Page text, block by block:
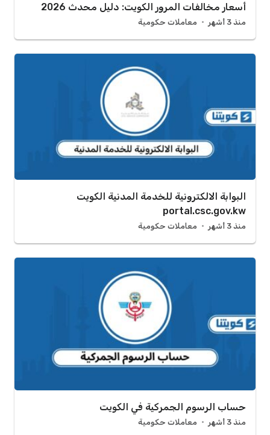
أسعار مخالفات المرور الكويت: دليل محدث 2026
منذ 3 أشهر معاملات حكومية
البوابة الالكترونية للخدمة المدنية الكويت
portal.csc.gov.kw
منذ 3 أشهر معاملات حكومية
حساب الرسوم الجمركية في الكويت
منذ 3 أشهر معاملات حكومية